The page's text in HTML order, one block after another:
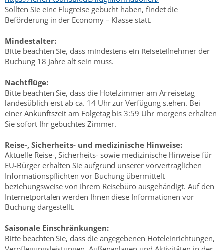
Sollten Sie eine Flugreise gebucht haben, findet die
Beförderung in der Economy – Klasse statt.
Mindestalter:
Bitte beachten Sie, dass mindestens ein Reiseteilnehmer der
Buchung 18 Jahre alt sein muss.
Nachtflüge:
Bitte beachten Sie, dass die Hotelzimmer am Anreisetag
landesüblich erst ab ca. 14 Uhr zur Verfügung stehen. Bei
einer Ankunftszeit am Folgetag bis 3:59 Uhr morgens erhalten
Sie sofort Ihr gebuchtes Zimmer.
Reise-, Sicherheits- und medizinische Hinweise:
Aktuelle Reise-, Sicherheits- sowie medizinische Hinweise für
EU-Bürger erhalten Sie aufgrund unserer vorvertraglichen
Informationspflichten vor Buchung übermittelt
beziehungsweise von Ihrem Reisebüro ausgehändigt. Auf den
Internetportalen werden Ihnen diese Informationen vor
Buchung dargestellt.
Saisonale Einschränkungen:
Bitte beachten Sie, dass die angegebenen Hoteleinrichtungen,